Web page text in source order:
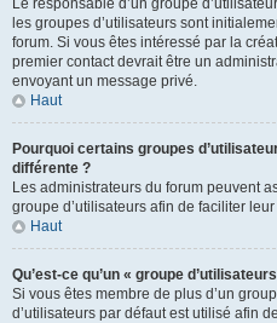
Le responsable d’un groupe
les groupes d’utilisateurs sont
forum. Si vous êtes intéressé par la
premier contact devrait être un
envoyant un message privé.
Haut
Pourquoi certains groupes
différente ?
Les administrateurs du forum peuvent
groupe d’utilisateurs afin de faciliter
Haut
Qu’est-ce qu’un « groupe
Si vous êtes membre de plus d’un
d’utilisateurs par défaut est utilisé afin